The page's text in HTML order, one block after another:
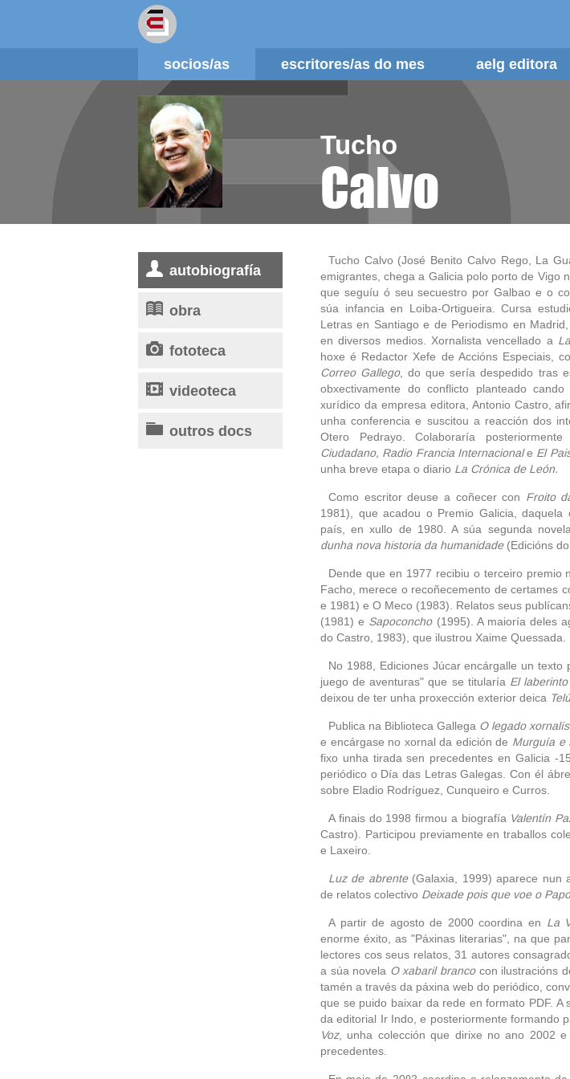
socios/as escritores/as do mes aelg editora
Tucho
Calvo
autobiografía
obra
fototeca
videoteca
outros docs
Tucho Calvo (José Benito Calvo Rego, La
emigrantes, chega a Galicia polo porto de Vigo
que seguíu ó seu secuestro por Galbao e o
súa infancia en Loiba-Ortigueira. Cursa
Letras en Santiago e de Periodismo en
en diversos medios. Xornalista vencellado a
hoxe é Redactor Xefe de Accións Especiais,
Correo Gallego, do que sería despedido tras
obxectivamente do conflicto planteado
xurídico da empresa editora, Antonio Castro,
unha conferencia e suscitou a reacción dos
Otero Pedrayo. Colaboraría
Ciudadano, Radio Francia Internacionale El
unha breve etapa o diario La Crónica de León.
Como escritor deuse a coñecer con Froito
1981), que acadou o Premio Galicia,
país, en xullo de 1980. A súa segunda
dunha nova historia da humanidade(Edicións do
Dende que en 1977 recibiu o terceiro premio
Facho, merece o recoñecemento de certames
e 1981) e O Meco (1983). Relatos seus
(1981) e Sapoconcho(1995). A maioría deles
do Castro, 1983), que ilustrou Xaime Quessada.
No 1988, Ediciones Júcar encárgalle un texto
juego de aventuras" que se titularía El
deixou de ter unha proxección exterior deica
Publica na Biblioteca Gallega O legado
e encárgase no xornal da edición de Murguía e
fixo unha tirada sen precedentes en Galicia -
periódico o Día das Letras Galegas. Con él
sobre Eladio Rodríguez, Cunqueiro e Curros.
A finais do 1998 firmou a biografía Valentín
Castro). Participou previamente en traballos
e Laxeiro.
Luz de abrente(Galaxia, 1999) aparece nun
de relatos colectivo Deixade pois que voe o
A partir de agosto de 2000 coordina en La
enorme éxito, as "Páxinas literarias", na que
lectores cos seus relatos, 31 autores
a súa novela O xabaril brancocon ilustracións
tamén a través da páxina web do periódico,
que se puido baixar da rede en formato PDF.
da editorial Ir Indo, e posteriormente formando
Voz, unha colección que dirixe no ano 2002
precedentes.